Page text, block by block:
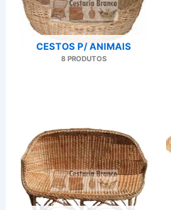
CESTOS P/ ANIMAIS
8 PRODUTOS